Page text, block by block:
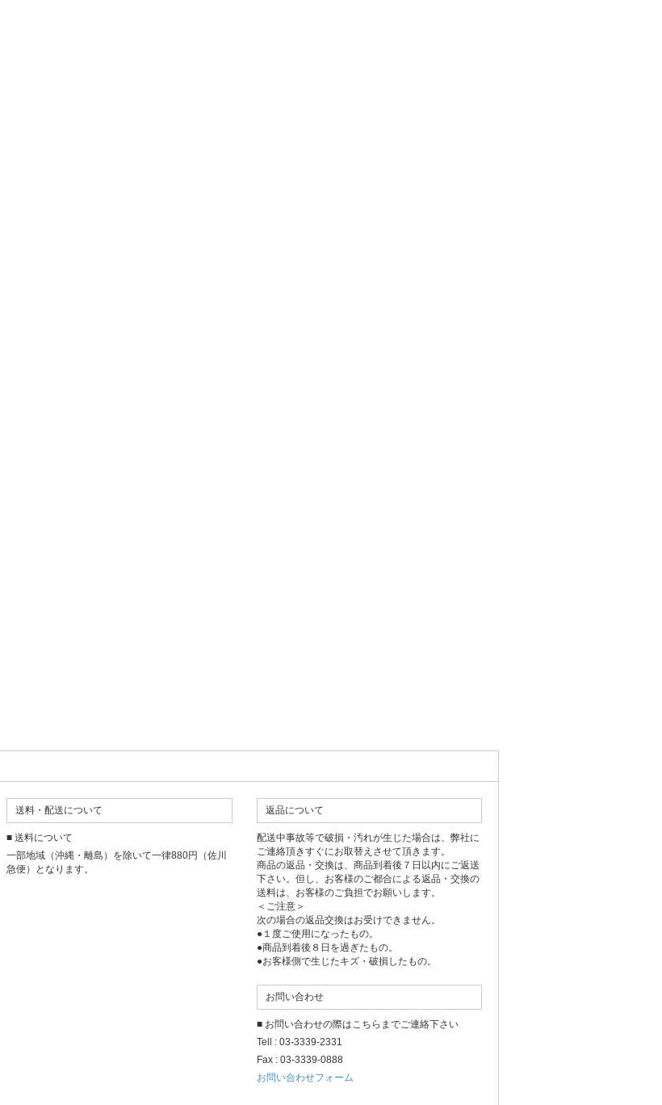
送料・配送について
■ 送料について
一部地域（沖縄・離島）を除いて一律880円（佐川
急便）となります。
返品について
配送中事故等で破損・汚れが生じた場合は、弊社に
ご連絡頂きすぐにお取替えさせて頂きます。
商品の返品・交換は、商品到着後７日以内にご返送
下さい。但し、お客様のご都合による返品・交換の
送料は、お客様のご負担でお願いします。
＜ご注意＞
次の場合の返品交換はお受けできません。
●１度ご使用になったもの。
●商品到着後８日を過ぎたもの。
●お客様側で生じたキズ・破損したもの。
お問い合わせ
■ お問い合わせの際はこちらまでご連絡下さい
Tell : 03-3339-2331
Fax : 03-3339-0888
お問い合わせフォーム